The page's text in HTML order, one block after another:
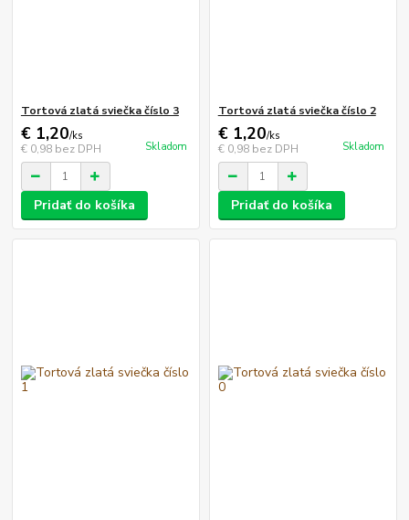
Tortová zlatá sviečka číslo 3
€ 1,20/ks
€ 0,98 bez DPH Skladom
Pridať do košíka
Tortová zlatá sviečka číslo 2
€ 1,20/ks
€ 0,98 bez DPH Skladom
Pridať do košíka